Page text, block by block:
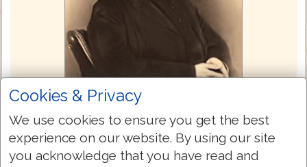
Textus Receptus (Scrivener 1894)
In the latter part of the 19th century, F. H.
A. Scrivener produced an edition of the
Cookies & Privacy
We use cookies to ensure you get the best
experience on our website. By using our site
you acknowledge that you have read and